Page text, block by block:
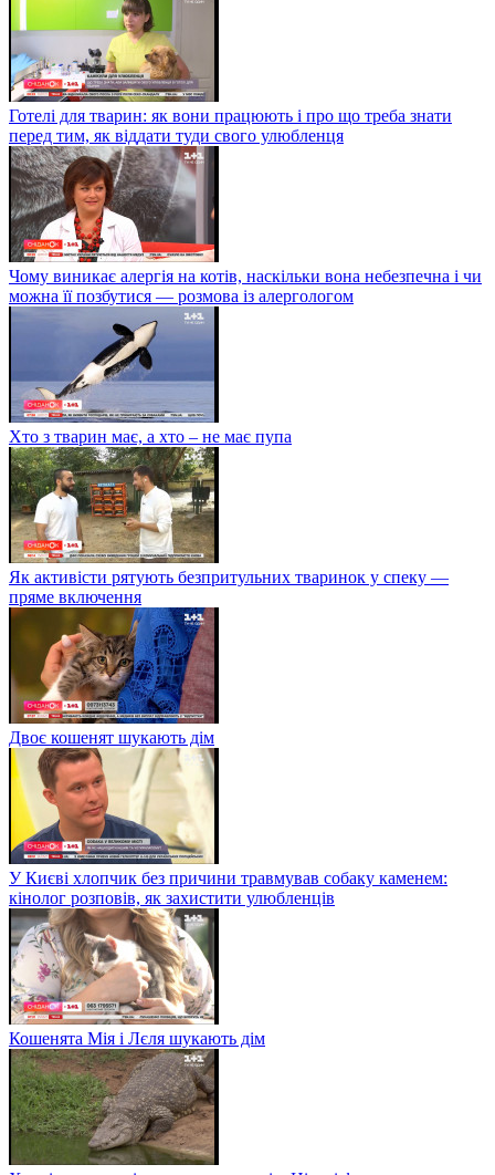
Готелі для тварин: як вони працюють і про що треба знати
перед тим, як віддати туди свого улюбленця
Чому виникає алергія на котів, наскільки вона небезпечна і чи
можна її позбутися — розмова із алергологом
Хто з тварин має, а хто – не має пупа
Як активісти рятують безпритульних тваринок у спеку —
пряме включення
Двоє кошенят шукають дім
У Києві хлопчик без причини травмував собаку каменем:
кінолог розповів, як захистити улюбленців
Кошенята Мія і Лєля шукають дім